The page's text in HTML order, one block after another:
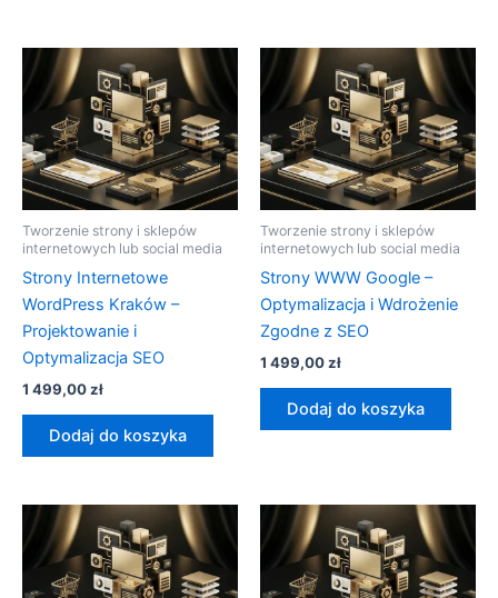
Tworzenie strony i sklepów
internetowych lub social media
Strony Internetowe
WordPress Kraków –
Projektowanie i
Optymalizacja SEO
1 499,00zł
Dodaj do koszyka
Tworzenie strony i sklepów
internetowych lub social media
Strony WWW Google –
Optymalizacja i Wdrożenie
Zgodne z SEO
1 499,00zł
Dodaj do koszyka